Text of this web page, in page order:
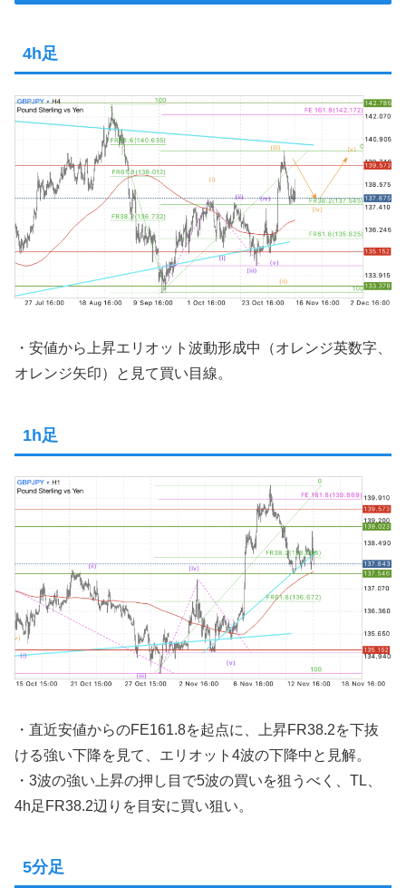
4h足
・安値から上昇エリオット波動形成中（オレンジ英数字、
オレンジ矢印）と見て買い目線。
1h足
・直近安値からのFE161.8を起点に、上昇FR38.2を下抜
ける強い下降を見て、エリオット4波の下降中と見解。
・3波の強い上昇の押し目で5波の買いを狙うべく、TL、
4h足FR38.2辺りを目安に買い狙い。
5分足